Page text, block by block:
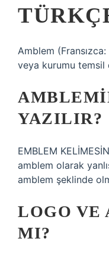
Amblem
veya kurumu temsil
YAZILIR?
EMBLEM
amblem olarak
amblem şeklinde
LOGO VE
MI?